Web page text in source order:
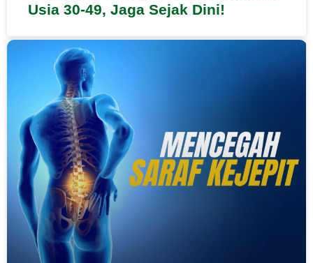
Usia 30-49, Jaga Sejak Dini!